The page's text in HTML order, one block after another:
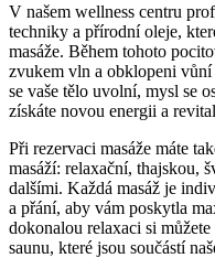
V našem wellness centru
techniky a přírodní oleje,
masáže. Během⁢ tohoto
zvukem vln a ​obklopeni
se vaše ⁢tělo uvolní, mysl se
získáte novou ​energii a
Při rezervaci masáže⁢ máte
masáží:‍ relaxační, thajskou,
dalšími. Každá masáž je
a přání, aby vám poskytla
dokonalou relaxaci si
saunu, které jsou ‌součástí